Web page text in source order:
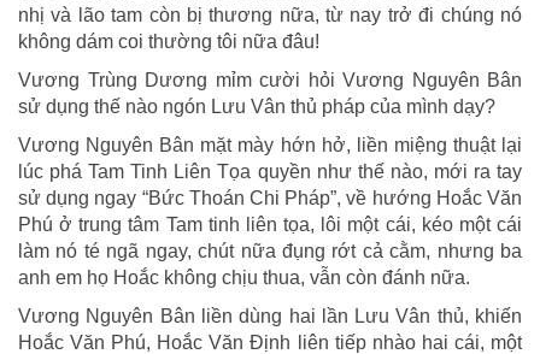
nhị và lão tam còn bị thương nữa, từ nay trở đi chúng nó
không dám coi thường tôi nữa đâu!
Vương Trùng Dương mỉm cười hỏi Vương Nguyên Bân
sử dụng thế nào ngón Lưu Vân thủ pháp của mình dạy?
Vương Nguyên Bân mặt mày hớn hở, liền miệng thuật lại
lúc phá Tam Tinh Liên Tọa quyền như thế nào, mới ra tay
sử dụng ngay “Bức Thoán Chi Pháp”, về hướng Hoắc Văn
Phú ở trung tâm Tam tinh liên tọa, lôi một cái, kéo một cái
làm nó té ngã ngay, chút nữa đụng rớt cả cằm, nhưng ba
anh em họ Hoắc không chịu thua, vẫn còn đánh nữa.
Vương Nguyên Bân liền dùng hai lần Lưu Vân thủ, khiến
Hoắc Văn Phú, Hoắc Văn Định liên tiếp nhào hai cái, một